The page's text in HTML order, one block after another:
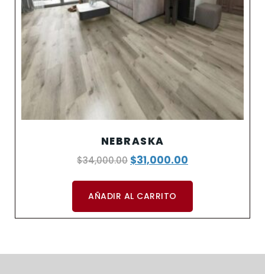
NEBRASKA
$34,000.00 $31,000.00
AÑADIR AL CARRITO